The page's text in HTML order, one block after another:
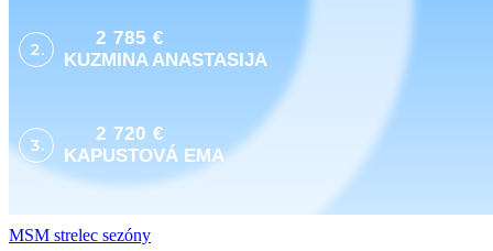
2.
2 785 €
KUZMINA ANASTASIJA
3.
2 720 €
KAPUSTOVÁ EMA
MSM strelec sezóny